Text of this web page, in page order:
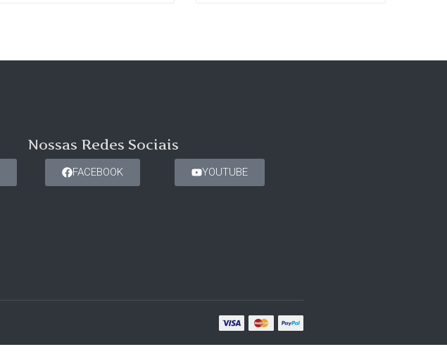
Nossas Redes Sociais
FACEBOOK YOUTUBE